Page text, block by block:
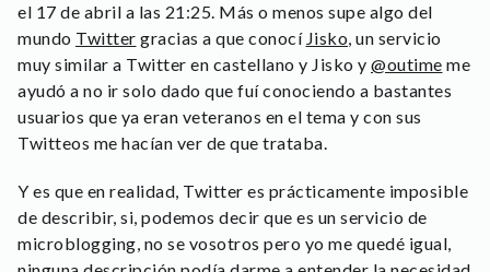
el 17 de abril a las 21:25. Más o menos supe algo del
mundo Twitter gracias a que conocí Jisko, un servicio
muy similar a Twitter en castellano y Jisko y @outime me
ayudó a no ir solo dado que fuí conociendo a bastantes
usuarios que ya eran veteranos en el tema y con sus
Twitteos me hacían ver de que trataba.
Y es que en realidad, Twitter es prácticamente imposible
de describir, si, podemos decir que es un servicio de
microblogging, no se vosotros pero yo me quedé igual,